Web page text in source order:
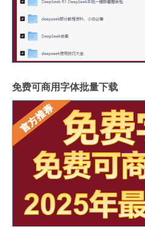
免费可商用字体批量下载